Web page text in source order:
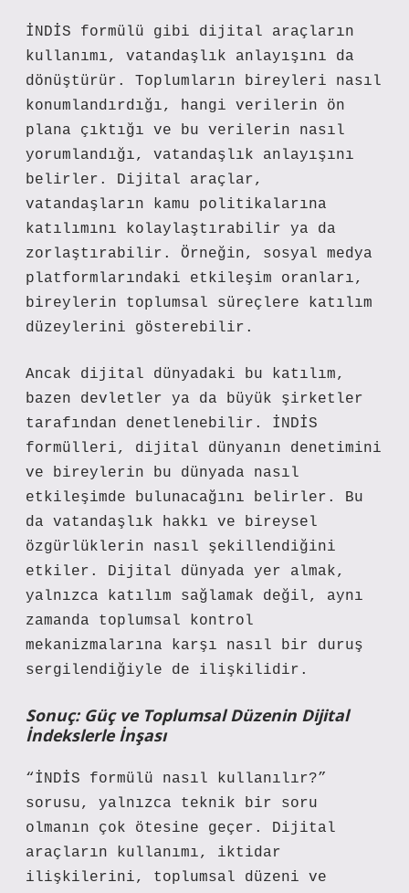
İNDİS formülü gibi dijital araçların
kullanımı, vatandaşlık anlayışını da
dönüştürür. Toplumların bireyleri nasıl
konumlandırdığı, hangi verilerin ön
plana çıktığı ve bu verilerin nasıl
yorumlandığı, vatandaşlık anlayışını
belirler. Dijital araçlar,
vatandaşların kamu politikalarına
katılımını kolaylaştırabilir ya da
zorlaştırabilir. Örneğin, sosyal medya
platformlarındaki etkileşim oranları,
bireylerin toplumsal süreçlere katılım
düzeylerini gösterebilir.
Ancak dijital dünyadaki bu katılım,
bazen devletler ya da büyük şirketler
tarafından denetlenebilir. İNDİS
formülleri, dijital dünyanın denetimini
ve bireylerin bu dünyada nasıl
etkileşimde bulunacağını belirler. Bu
da vatandaşlık hakkı ve bireysel
özgürlüklerin nasıl şekillendiğini
etkiler. Dijital dünyada yer almak,
yalnızca katılım sağlamak değil, aynı
zamanda toplumsal kontrol
mekanizmalarına karşı nasıl bir duruş
sergilendiğiyle de ilişkilidir.
Sonuç: Güç ve Toplumsal Düzenin Dijital
İndekslerle İnşası
“İNDİS formülü nasıl kullanılır?”
sorusu, yalnızca teknik bir soru
olmanın çok ötesine geçer. Dijital
araçların kullanımı, iktidar
ilişkilerini, toplumsal düzeni ve